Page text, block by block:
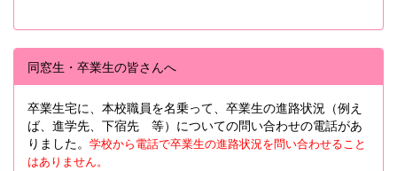
同窓生・卒業生の皆さんへ
卒業生宅に、本校職員を名乗って、卒業生の進路状況（例え
ば、進学先、下宿先 等）についての問い合わせの電話があ
りました。 学校から電話で卒業生の進路状況を問い合わせること
はありません。